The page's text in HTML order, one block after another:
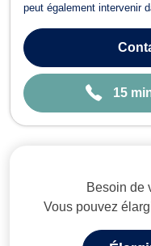
peut également intervenir
accompagner tout au long
à chaque étape clé. Son...
15
Besoin de
Vous pouvez